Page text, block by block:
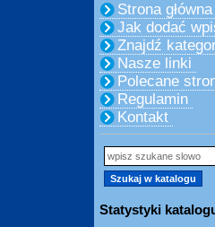
Strona główna
Jak dodać
Znajdź
Nasze linki
Polecane
Regulamin
Kontakt
Statystyki